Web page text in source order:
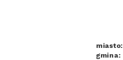
miasto:
gmina: